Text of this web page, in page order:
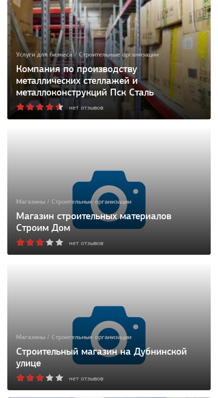
Услуги для бизнеса / Строительные организации
Компания по производству
металлических стеллажей и
металлоконструкций Пск Сталь
нет отзывов
Магазины / Строительные организации
Магазин строительных материалов
Строим Дом
нет отзывов
Магазины / Строительные организации
Строительный магазин на Дубнинской
улице
нет отзывов